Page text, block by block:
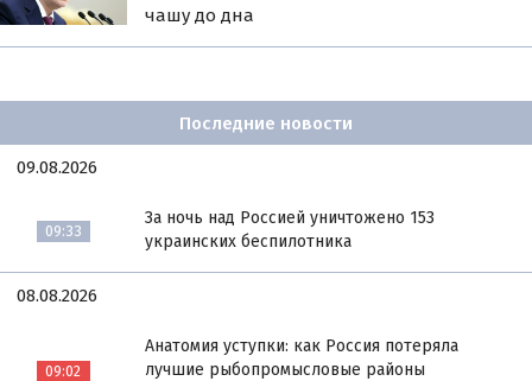
чашу до дна
Последние новости
09.08.2026
09:33
За ночь над Россией уничтожено 153
украинских беспилотника
08.08.2026
09:02
Анатомия уступки: как Россия потеряла
лучшие рыбопромысловые районы